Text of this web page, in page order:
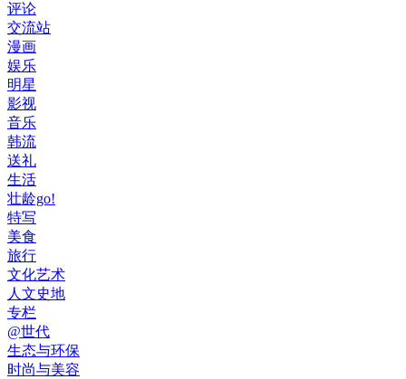
评论
交流站
漫画
娱乐
明星
影视
音乐
韩流
送礼
生活
壮龄go!
特写
美食
旅行
文化艺术
人文史地
专栏
@世代
生态与环保
时尚与美容